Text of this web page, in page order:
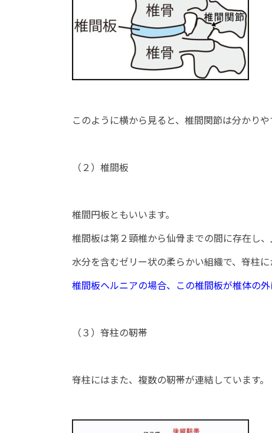
このように横から見ると、椎間関節は分かりや
（２）椎間板
椎間円板ともいいます。
椎間板は第２頸椎から仙骨までの間に存在し
水分を含むゼリー状の柔らかい組織で、脊柱
椎間板ヘルニアの場合、この椎間板が椎体の
（３）脊柱の靭帯
脊柱にはまた、複数の靭帯が連結しています。